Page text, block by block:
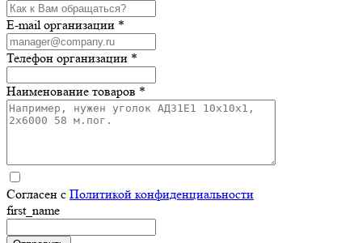
E-mail организации *
Телефон организации *
Наименование товаров *
Согласен с Политикой конфиденциальности
first_name